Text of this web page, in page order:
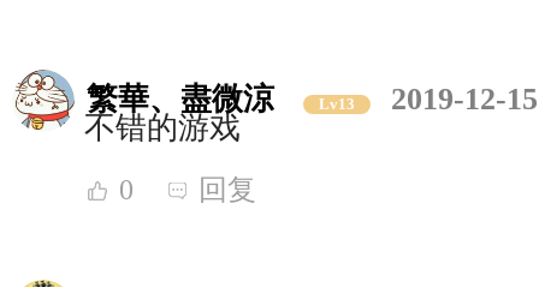
繁華、盡微涼 Lv13
2019-12-
不错的游戏
0 回复